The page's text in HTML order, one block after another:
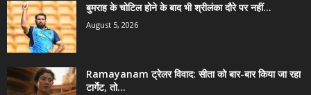
बुमराह के चोटिल होने के बाद भी श्रीलंका दौरे पर नहीं...
August 5, 2026
Ramayanam ट्रेलर विवाद: सीता को बार-बार किया जा रहा
टार्गेट, तो...